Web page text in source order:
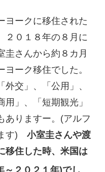
ヨークに移住された
２０１８年の８月に
圭さんから約８カ月
ーク移住でした。
交」、「公用」、
」、「短期観光」
ありますー。(アルフ
す) 小室圭さんや渡
移住した時、米国は
～２０２１年)でし